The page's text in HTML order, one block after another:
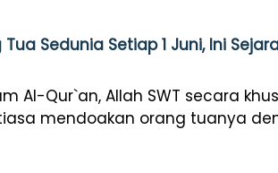
Tua Sedunia Setiap 1 Juni, Ini
Al-Qur`an, Allah SWT secara
mendoakan orang tuanya